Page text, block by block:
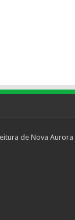
de Nova Aurora